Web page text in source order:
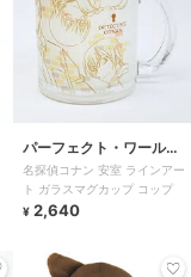
パーフェクト・ワール
ド・トーキョー
名探偵コナン 安室 ラインアー
ト ガラスマグカップ コップ
¥ 2,640